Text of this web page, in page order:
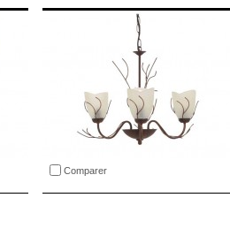
Comparer